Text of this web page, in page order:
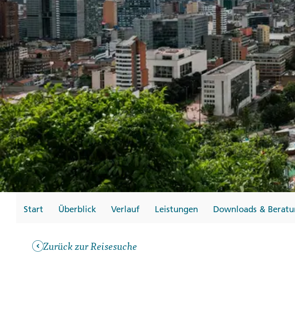
→
Gutscheine
Messen und Veranstaltungen
Notfallteam und
Krisenmanagement
→
→
Start Überblick Verlauf Leistungen Downloads &
Zurück zur Reisesuche